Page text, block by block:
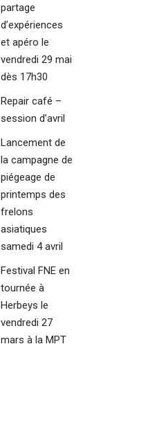
partage
d’expériences
et apéro le
vendredi 29 mai
dès 17h30
Repair café –
session d’avril
Lancement de
la campagne de
piégeage de
printemps des
frelons
asiatiques
samedi 4 avril
Festival FNE en
tournée à
Herbeys le
vendredi 27
mars à la MPT